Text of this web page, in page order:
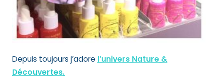
Depuis toujours j’adore l’univers Nature &
Découvertes.